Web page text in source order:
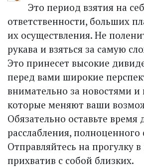
Это период взятия на
ответственности, больших
их осуществления. Не
рукава и взяться за самую
Это принесет высокие
перед вами широкие
внимательно за новостями
которые меняют ваши
Обязательно оставьте время
расслабления, полноценного
Отправляйтесь на прогулку в
прихватив с собой близких.